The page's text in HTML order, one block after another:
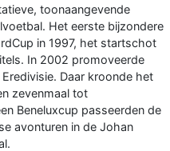
toonaangevende
Het eerste bijzondere
in 1997, het startschot
In 2002 promoveerde
Daar kroonde het
zevenmaal tot
Beneluxcup passeerden de
avonturen in de Johan